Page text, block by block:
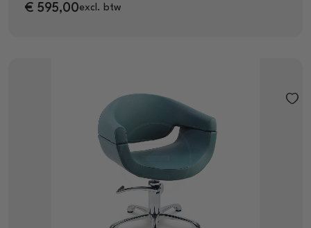
€ 595,00excl. btw